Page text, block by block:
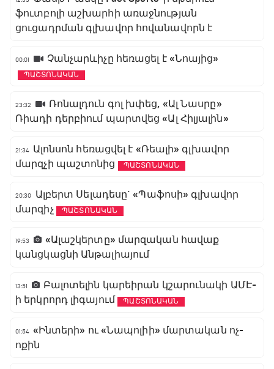
ֆուտբոլի աշխարհի առաջնության
ցուցադրման գլխավոր հովանավորն է
00:01 Չանչարևիչը հեռացել է «Նոայից»
ՊԱՇՏՈՆԱԿԱՆ
23:32
Ռոնալդուն գոլ խփեց, «Ալ Նասրը»
Ռիադի դերբիում պարտվեց «Ալ Հիլյալին»
21:34 Ալոնսոն հեռացվել է «Ռեալի» գլխավոր
մարզչի պաշտոնից
ՊԱՇՏՈՆԱԿԱՆ
20:30
Ալբերտ Սելադեսը` «Պաֆոսի» գլխավոր
մարզիչ
ՊԱՇՏՈՆԱԿԱՆ
19:53
«Ալաշկերտը» մարզական հավաք
կանցկացնի Անթալիայում
13:51
Բալոտելին կարեիրան կշարունակի ԱՄԷ-
ի երկրորդ լիգայում
ՊԱՇՏՈՆԱԿԱՆ
01:54 «Ինտերի» ու «Նապոլիի» մարտական ոչ-
ոքին